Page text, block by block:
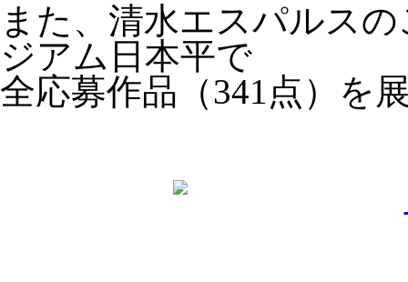
また、清水エスパルス
ジアム日本平で
全応募作品（341点）を